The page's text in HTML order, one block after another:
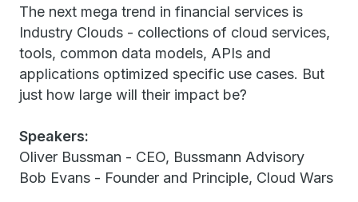
The next mega trend in financial services is
Industry Clouds - collections of cloud services,
tools, common data models, APIs and
applications optimized specific use cases. But
just how large will their impact be?
Speakers:
Oliver Bussman - CEO, Bussmann Advisory
Bob Evans - Founder and Principle, Cloud Wars